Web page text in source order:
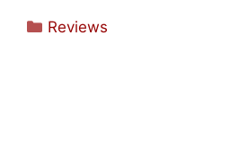
Categorieën
Reviews